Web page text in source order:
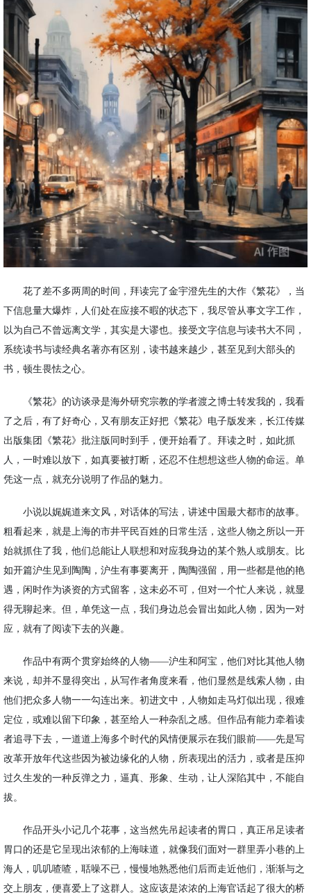
花了差不多两周的时间，拜读完了金宇澄先生的大作《繁花》，当
下信息量大爆炸，人们处在应接不暇的状态下，我尽管从事文字工作，
以为自己不曾远离文学，其实是大谬也。接受文字信息与读书大不同，
系统读书与读经典名著亦有区别，读书越来越少，甚至见到大部头的
书，顿生畏怯之心。
《繁花》的访谈录是海外研究宗教的学者渡之博士转发我的，我看
了之后，有了好奇心，又有朋友正好把《繁花》电子版发来，长江传媒
出版集团《繁花》批注版同时到手，便开始看了。拜读之时，如此抓
人，一时难以放下，如真要被打断，还忍不住想想这些人物的命运。单
凭这一点，就充分说明了作品的魅力。
小说以娓娓道来文风，对话体的写法，讲述中国最大都市的故事。
粗看起来，就是上海的市井平民百姓的日常生活，这些人物之所以一开
始就抓住了我，他们总能让人联想和对应我身边的某个熟人或朋友。比
如开篇沪生见到陶陶，沪生有事要离开，陶陶强留，用一些都是他的艳
遇，闲时作为谈资的方式留客，这未必不可，但对一个忙人来说，就显
得无聊起来。但，单凭这一点，我们身边总会冒出如此人物，因为一对
应，就有了阅读下去的兴趣。
作品中有两个贯穿始终的人物——沪生和阿宝，他们对比其他人物
来说，却并不显得突出，从写作者角度来看，他们显然是线索人物，由
他们把众多人物一一勾连出来。初进文中，人物如走马灯似出现，很难
定位，或难以留下印象，甚至给人一种杂乱之感。但作品有能力牵着读
者追寻下去，一道道上海多个时代的风情便展示在我们眼前——先是写
改革开放年代这些因为被边缘化的人物，所表现出的活力，或者是压抑
过久生发的一种反弹之力，逼真、形象、生动，让人深陷其中，不能自
拔。
作品开头小记几个花事，这当然先吊起读者的胃口，真正吊足读者
胃口的还是它呈现出浓郁的上海味道，就像我们面对一群里弄小巷的上
海人，叽叽喳喳，聒噪不已，慢慢地熟悉他们后而走近他们，渐渐与之
交上朋友，便喜爱上了这群人。这应该是浓浓的上海官话起了很大的桥